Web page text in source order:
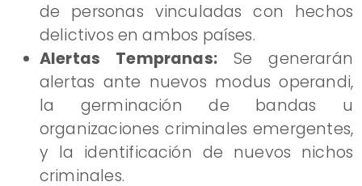
de personas vinculadas con hechos
delictivos en ambos países.
​Alertas Tempranas: Se generarán
alertas ante nuevos modus operandi,
la germinación de bandas u
organizaciones criminales emergentes,
y la identificación de nuevos nichos
criminales.